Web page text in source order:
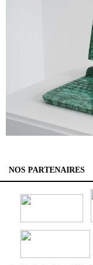
NOS PARTENAIRES